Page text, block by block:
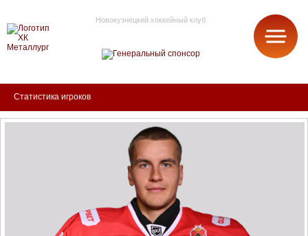
Новокузнецкий хоккейный клуб
Статистика игроков